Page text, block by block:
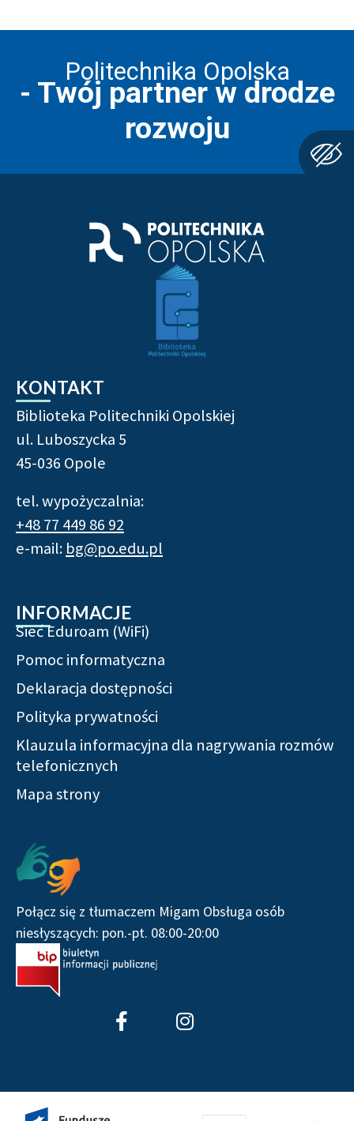
Politechnika Opolska
- Twój partner w drodze
rozwoju
KONTAKT
Biblioteka Politechniki Opolskiej
ul. Luboszycka 5
45-036 Opole
tel. wypożyczalnia:
+48 77 449 86 92
e-mail: bg@po.edu.pl
INFORMACJE
Sieć Eduroam (WiFi)
Pomoc informatyczna
Deklaracja dostępności
Polityka prywatności
Klauzula informacyjna dla nagrywania rozmów
telefonicznych
Mapa strony
Połącz się z tłumaczem Migam Obsługa osób
niesłyszących: pon.-pt. 08:00-20:00
F
a
I
n